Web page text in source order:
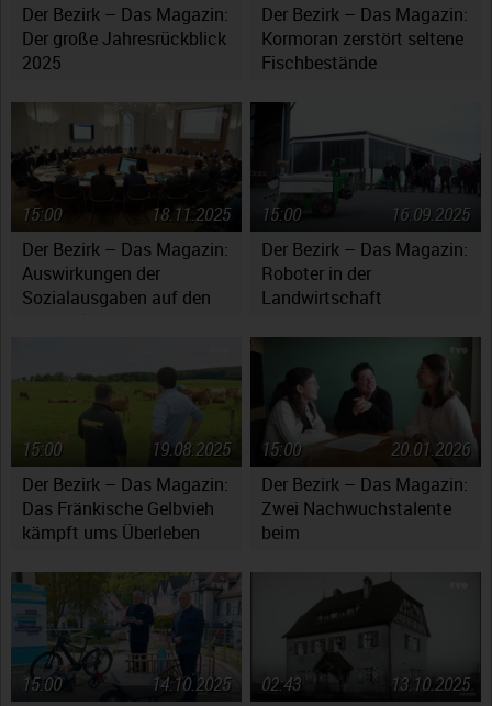
Der Bezirk – Das Magazin:
Der große Jahresrückblick
2025
Der Bezirk – Das Magazin:
Kormoran zerstört seltene
Fischbestände
Der Bezirk – Das Magazin:
Auswirkungen der
Sozialausgaben auf den
18.11.2025
15:00
Der Bezirk – Das Magazin:
Roboter in der
Landwirtschaft
16.09.2025
15:00
Der Bezirk – Das Magazin:
Das Fränkische Gelbvieh
kämpft ums Überleben
19.08.2025
15:00
Der Bezirk – Das Magazin:
Zwei Nachwuchstalente
beim
20.01.2026
15:00
14.10.2025
15:00
13.10.2025
02:43